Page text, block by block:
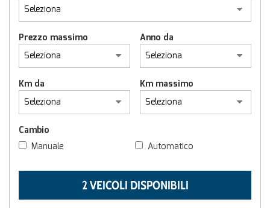
Prezzo massimo Anno da
Km da Km massimo
Cambio
Manuale
Automatico
2 VEICOLI DISPONIBILI